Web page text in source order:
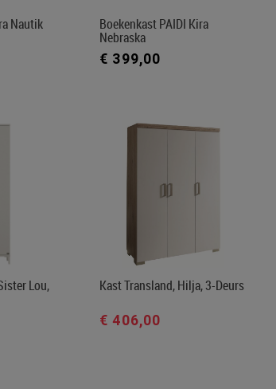
Nautik Boekenkast PAIDI Kira
Nebraska
€ 399,00
Lou, Kast Transland, Hilja, 3-Deurs
€ 406,00